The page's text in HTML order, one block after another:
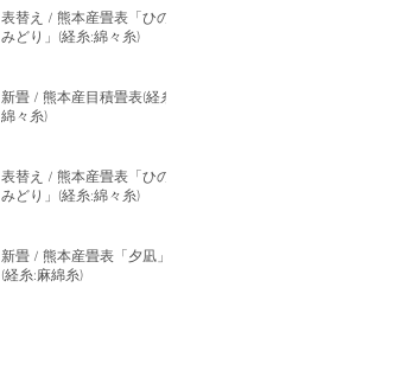
表替え / 熊本産畳表「ひの
みどり」(経糸:綿々糸)
新畳 / 熊本産目積畳表(経糸:
綿々糸)
表替え / 熊本産畳表「ひの
みどり」(経糸:綿々糸)
新畳 / 熊本産畳表「夕凪」
(経糸:麻綿糸)